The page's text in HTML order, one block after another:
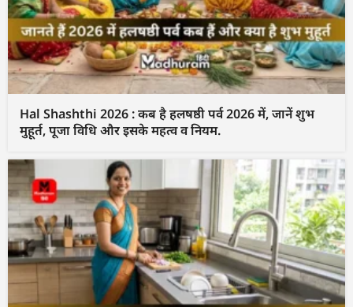
Hal Shashthi 2026 : कब है हलषष्ठी पर्व 2026 में, जानें शुभ
मुहूर्त, पूजा विधि और इसके महत्व व नियम.